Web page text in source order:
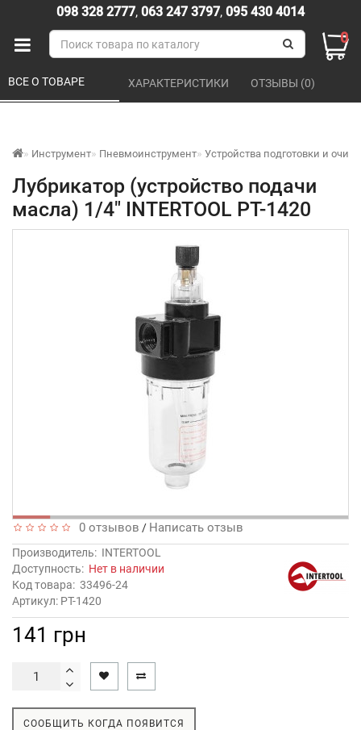
098 328 2777, 063 247 3797, 095 430 4014
0
Инструмент Пневмоинструмент Устройства подготовки и
Лубрикатор (устройство подачи
масла) 1/4" INTERTOOL PT-1420
ВСЕ О ТОВАРЕ ХАРАКТЕРИСТИКИ ОТЗЫВЫ (0)
0 отзывов / Написать отзыв
Производитель: INTERTOOL
Доступность: Нет в наличии
Код товара: 33496-24
Артикул: PT-1420
141 грн
СООБЩИТЬ КОГДА ПОЯВИТСЯ